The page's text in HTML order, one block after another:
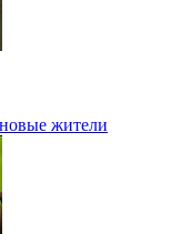
жители